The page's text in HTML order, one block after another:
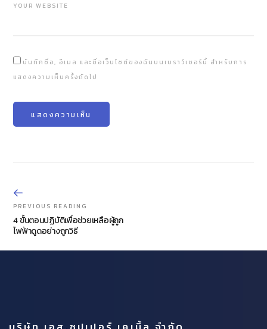
YOUR WEBSITE
บันทึกชื่อ, อีเมล และชื่อเว็บไซต์ของฉันบนเบราว์เซอร์นี้ สำหรับการ
แสดงความเห็นครั้งถัดไป
PREVIOUS READING
4 ขั้นตอนปฏิบัติเพื่อช่วยเหลือผู้ถูก
ไฟฟ้าดูดอย่างถูกวิธี